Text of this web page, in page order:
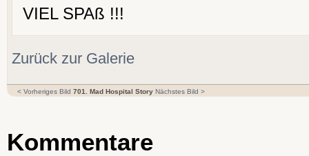
VIEL SPAß !!!
Zurück zur Galerie
< Vorheriges Bild 701. Mad Hospital Story Nächstes Bild >
Kommentare